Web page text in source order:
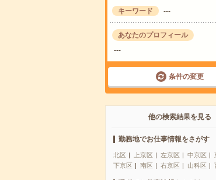
キーワード ---
あなたのプロフィール
---
条件の変更
他の検索結果を見る
勤務地でお仕事情報をさがす
北区 上京区 左京区 中京区
下京区
南区 右京区 山科区